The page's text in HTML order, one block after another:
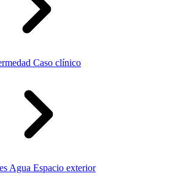
Caso clínico
Agua Espacio exterior